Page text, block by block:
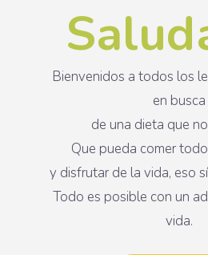
Bienvenidos a todos los
en busca
de una dieta que
Que pueda comer
y disfrutar de la vida, eso
Todo es posible con un
vida.